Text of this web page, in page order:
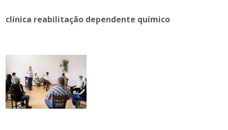
clínica reabilitação dependente químico